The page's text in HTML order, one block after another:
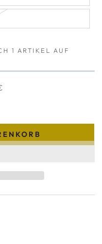
1 ARTIKEL AUF
WARENKORB